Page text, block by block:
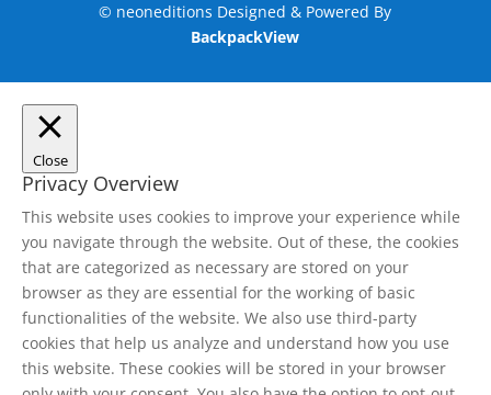
© neoneditions Designed & Powered By
BackpackView
Close
Privacy Overview
This website uses cookies to improve your experience while
you navigate through the website. Out of these, the cookies
that are categorized as necessary are stored on your
browser as they are essential for the working of basic
functionalities of the website. We also use third-party
cookies that help us analyze and understand how you use
this website. These cookies will be stored in your browser